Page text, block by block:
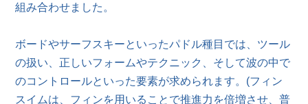
組み合わせました。
ボードやサーフスキーといったパドル種目では、ツール
の扱い、正しいフォームやテクニック、そして波の中で
のコントロールといった要素が求められます。(フィン
スイムは、フィンを用いることで推進力を倍増させ、普